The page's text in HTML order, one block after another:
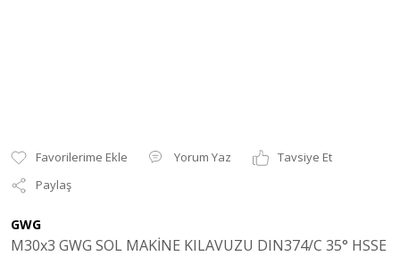
Yorum Yaz
Tavsiye Et
Paylaş
GWG
M30x3 GWG SOL MAKİNE KILAVUZU DIN374/C 35° HSSE